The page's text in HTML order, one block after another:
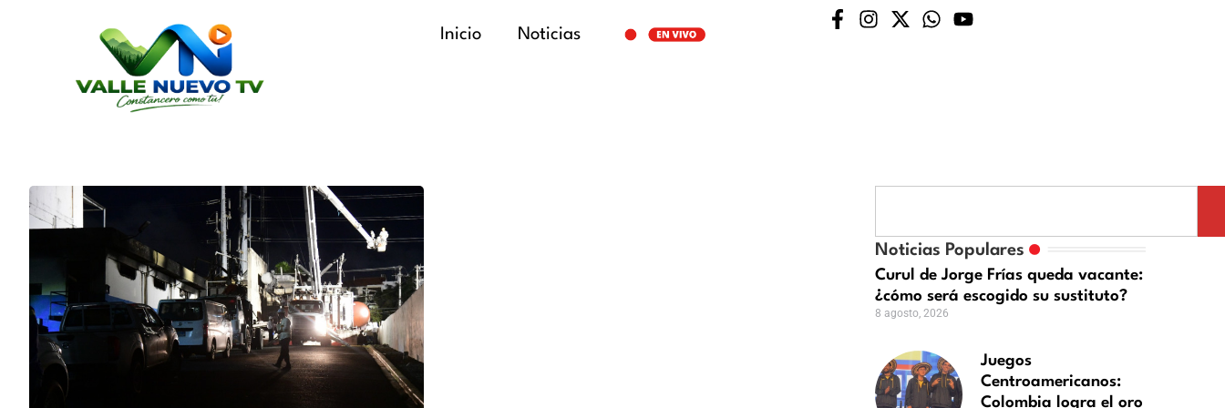
Inicio Noticias
Noticias Populares
Curul de Jorge Frías queda vacante:
¿cómo será escogido su sustituto?
8 agosto, 2026
Juegos
Centroamericanos:
Colombia logra el oro